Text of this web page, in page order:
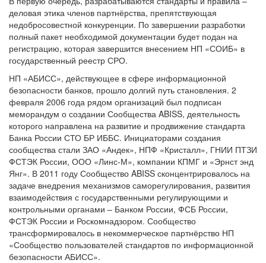
деловая этика членов партнёрства, препятствующая
недобросовестной конкуренции. По завершении разработки
полный пакет необходимой документации будет подан на
регистрацию, которая завершится внесением НП «СОИБ» в
государственный реестр СРО.
НП «АБИСС», действующее в сфере информационной
безопасности банков, прошло долгий путь становления. 2
февраля 2006 года рядом организаций был подписан
меморандум о создании Сообщества ABISS, деятельность
которого направлена на развитие и продвижение стандарта
Банка России СТО БР ИББС. Инициаторами создания
сообщества стали ЗАО «Андек», НПФ «Кристалл», ГНИИ ПТЗИ
ФСТЭК России, ООО «Линс-М», компании КПМГ и «Эрнст энд
Янг». В 2011 году Сообщество ABISS сконцентрировалось на
задаче внедрения механизмов саморегулирования, развития
взаимодействия с государственными регулирующими и
контрольными органами – Банком России, ФСБ России,
ФСТЭК России и Роскомнадзором. Сообщество
трансформировалось в некоммерческое партнёрство НП
«Сообщество пользователей стандартов по информационной
безопасности АБИСС».